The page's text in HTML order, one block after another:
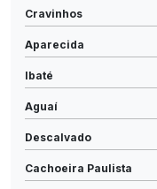
Cravinhos
Aparecida
Ibaté
Aguaí
Descalvado
Cachoeira Paulista